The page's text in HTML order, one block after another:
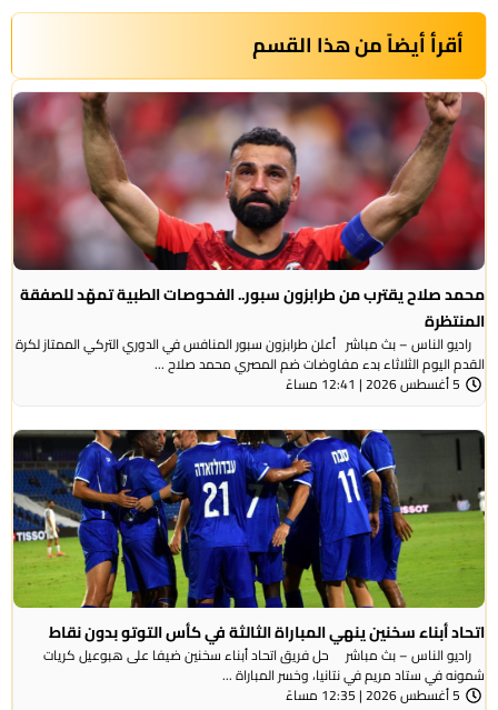
أقرأ أيضاً من هذا القسم
محمد صلاح يقترب من طرابزون سبور.. الفحوصات الطبية تمهّد للصفقة
المنتظرة
راديو الناس – بث مباشر أعلن طرابزون سبور المنافس في الدوري التركي الممتاز لكرة
القدم اليوم الثلاثاء بدء مفاوضات ضم المصري محمد صلاح ...
5 أغسطس 2026 | 12:41 مساءً
اتحاد أبناء سخنين ينهي المباراة الثالثة في كأس التوتو بدون نقاط
راديو الناس – بث مباشر حل فريق اتحاد أبناء سخنين ضيفا على هبوعيل كريات
شمونه في ستاد مريم في نتانيا، وخسر المباراة ...
5 أغسطس 2026 | 12:35 مساءً